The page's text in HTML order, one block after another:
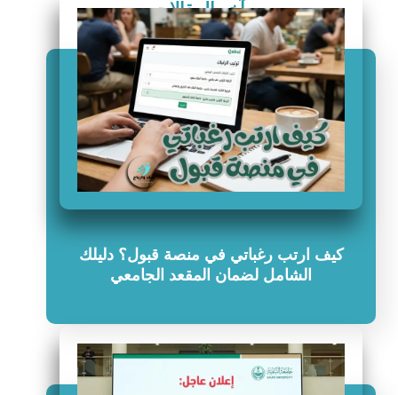
آخر المقالات
كيف ارتب رغباتي في منصة قبول؟ دليلك
الشامل لضمان المقعد الجامعي